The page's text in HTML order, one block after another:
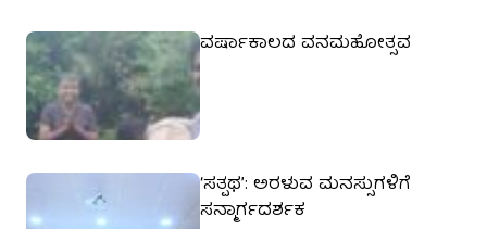
ವರ್ಷಾಕಾಲದ ವನಮಹೋತ್ಸವ
‘ಸತ್ಪಥ’: ಅರಳುವ ಮನಸ್ಸುಗಳಿಗೆ
ಸನ್ಮಾರ್ಗದರ್ಶಕ